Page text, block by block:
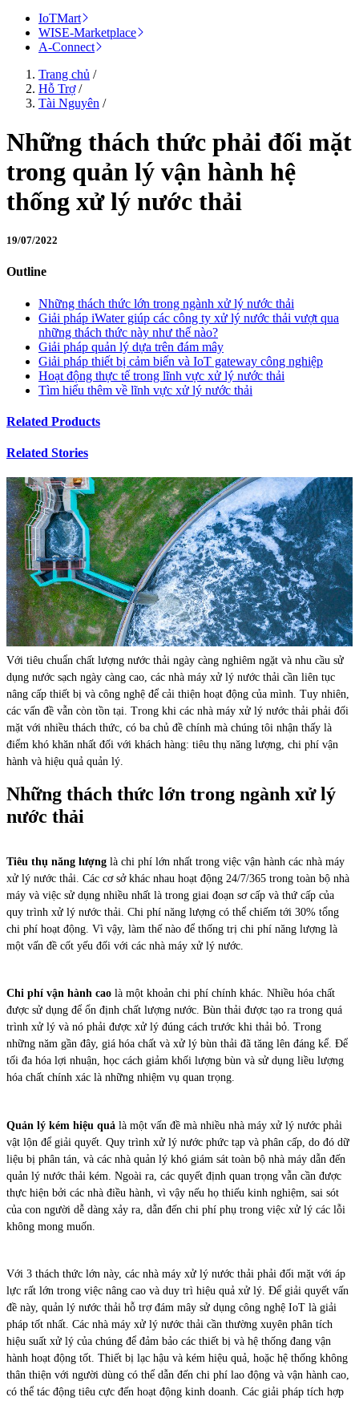
IoTMart
WISE-Marketplace
A-Connect
Trang chủ /
Hỗ Trợ/
Tài Nguyên /
Những thách thức phải đối mặt
trong quản lý vận hành hệ
thống xử lý nước thải
19/07/2022
Outline
Những thách thức lớn trong ngành xử lý nước thải
Giải pháp iWater giúp các công ty xử lý nước thải vượt qua
những thách thức này như thế nào?
Giải pháp quản lý dựa trên đám mây
Giải pháp thiết bị cảm biến và IoT gateway công nghiệp
Hoạt động thực tế trong lĩnh vực xử lý nước thải
Tìm hiểu thêm về lĩnh vực xử lý nước thải
Related Products
Related Stories
Với tiêu chuẩn chất lượng nước thải ngày càng nghiêm ngặt và nhu cầu sử
dụng nước sạch ngày càng cao, các nhà máy xử lý nước thải cần liên tục
nâng cấp thiết bị và công nghệ để cải thiện hoạt động của mình. Tuy nhiên,
các vấn đề vẫn còn tồn tại. Trong khi các nhà máy xử lý nước thải phải đối
mặt với nhiều thách thức, có ba chủ đề chính mà chúng tôi nhận thấy là
điểm khó khăn nhất đối với khách hàng: tiêu thụ năng lượng, chi phí vận
hành và hiệu quả quản lý.
Những thách thức lớn trong ngành xử lý
nước thải
Tiêu thụ năng lượng là chi phí lớn nhất trong việc vận hành các nhà máy
xử lý nước thải. Các cơ sở khác nhau hoạt động 24/7/365 trong toàn bộ nhà
máy và việc sử dụng nhiều nhất là trong giai đoạn sơ cấp và thứ cấp của
quy trình xử lý nước thải. Chi phí năng lượng có thể chiếm tới 30% tổng
chi phí hoạt động. Vì vậy, làm thế nào để thống trị chi phí năng lượng là
một vấn đề cốt yếu đối với các nhà máy xử lý nước.
Chi phí vận hành cao là một khoản chi phí chính khác. Nhiều hóa chất
được sử dụng để ổn định chất lượng nước. Bùn thải được tạo ra trong quá
trình xử lý và nó phải được xử lý đúng cách trước khi thải bỏ. Trong
những năm gần đây, giá hóa chất và xử lý bùn thải đã tăng lên đáng kể. Để
tối đa hóa lợi nhuận, học cách giảm khối lượng bùn và sử dụng liều lượng
hóa chất chính xác là những nhiệm vụ quan trọng.
Quản lý kém hiệu quả là một vấn đề mà nhiều nhà máy xử lý nước phải
vật lộn để giải quyết. Quy trình xử lý nước phức tạp và phân cấp, do đó dữ
liệu bị phân tán, và các nhà quản lý khó giám sát toàn bộ nhà máy dẫn đến
quản lý nước thải kém. Ngoài ra, các quyết định quan trọng vẫn cần được
thực hiện bởi các nhà điều hành, vì vậy nếu họ thiếu kinh nghiệm, sai sót
của con người dễ dàng xảy ra, dẫn đến chi phí phụ trong việc xử lý các lỗi
không mong muốn.
Với 3 thách thức lớn này, các nhà máy xử lý nước thải phải đối mặt với áp
lực rất lớn trong việc nâng cao và duy trì hiệu quả xử lý. Để giải quyết vấn
đề này, quản lý nước thải hỗ trợ đám mây sử dụng công nghệ IoT là giải
pháp tốt nhất. Các nhà máy xử lý nước thải cần thường xuyên phân tích
hiệu suất xử lý của chúng để đảm bảo các thiết bị và hệ thống đang vận
hành hoạt động tốt. Thiết bị lạc hậu và kém hiệu quả, hoặc hệ thống không
thân thiện với người dùng có thể dẫn đến chi phí lao động và vận hành cao,
có thể tác động tiêu cực đến hoạt động kinh doanh. Các giải pháp tích hợp